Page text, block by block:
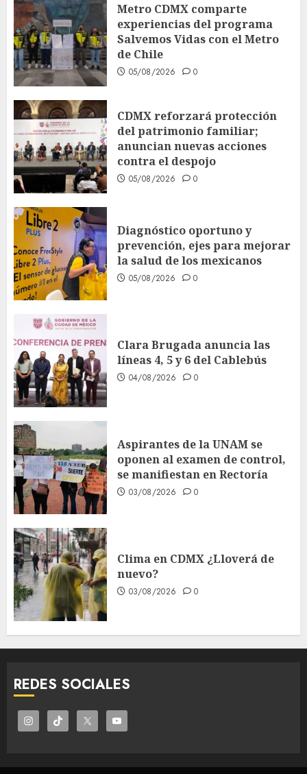
Metro CDMX comparte
experiencias del programa
Salvemos Vidas con el Metro
de Chile
05/08/2026 0
CDMX reforzará protección
del patrimonio familiar;
anuncian nuevas acciones
contra el despojo
05/08/2026 0
Diagnóstico oportuno y
prevención, ejes para mejorar
la salud de los mexicanos
05/08/2026 0
Clara Brugada anuncia las
líneas 4, 5 y 6 del Cablebús
04/08/2026 0
Aspirantes de la UNAM se
oponen al examen de control,
se manifiestan en Rectoría
03/08/2026 0
Clima en CDMX ¿Lloverá de
nuevo?
03/08/2026 0
REDES SOCIALES